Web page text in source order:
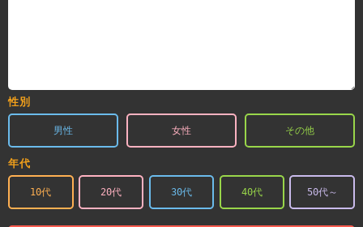
性別
男性 女性 その他
年代
10代 20代 30代 40代 50代～